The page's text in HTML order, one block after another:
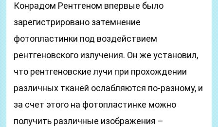
Конрадом Рентгеном впервые было
зарегистрировано затемнение
фотопластинки под воздействием
рентгеновского излучения. Он же установил,
что рентгеновские лучи при прохождении
различных тканей ослабляются по-разному, и
за счет этого на фотопластинке можно
получить различные изображения –